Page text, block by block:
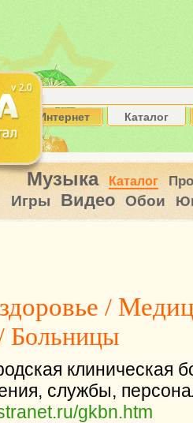
Интернет Каталог
Музыка Каталог
Игры Видео Обои
/
Больницы
службы,
gkbn.htm